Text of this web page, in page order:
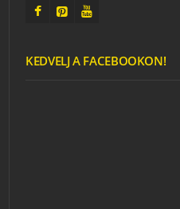
KEDVELJ A FACEBOOKON!